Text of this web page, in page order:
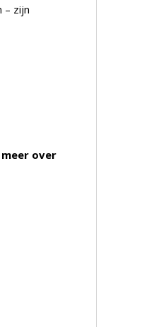
– zijn
over